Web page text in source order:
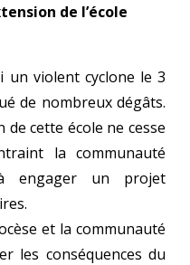
de l’école
un violent cyclone le 3
de nombreux dégâts.
cette école ne cesse
la communauté
engager un projet
et la communauté
les conséquences du